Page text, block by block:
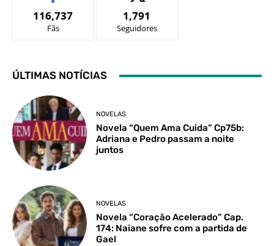
116,737
Fãs
1,791
Seguidores
ÚLTIMAS NOTÍCIAS
NOVELAS
Novela “Quem Ama Cuida” Cp75b:
Adriana e Pedro passam a noite
juntos
NOVELAS
Novela “Coração Acelerado” Cap.
174: Naiane sofre com a partida de
Gael